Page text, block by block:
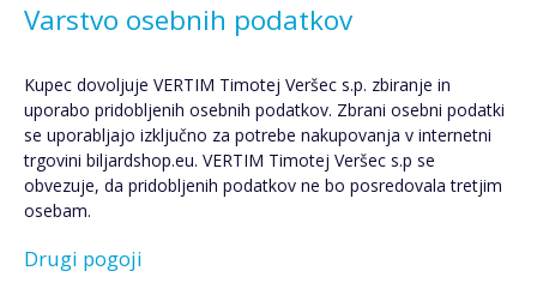
Varstvo osebnih podatkov
Kupec dovoljuje VERTIM Timotej Veršec s.p. zbiranje in
uporabo pridobljenih osebnih podatkov. Zbrani osebni podatki
se uporabljajo izključno za potrebe nakupovanja v internetni
trgovini biljardshop.eu. VERTIM Timotej Veršec s.p se
obvezuje, da pridobljenih podatkov ne bo posredovala tretjim
osebam.
Drugi pogoji